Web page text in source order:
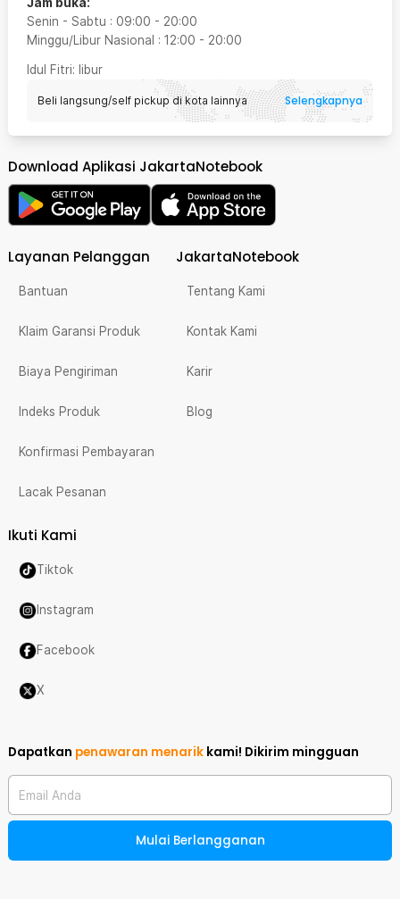
Senin - Sabtu : 09:00 - 20:00
Minggu/Libur Nasional : 12:00 - 20:00
Idul Fitri: libur
Beli langsung/self pickup di kota lainnya Selengkapnya
Download Aplikasi JakartaNotebook
Layanan Pelanggan
Bantuan
Klaim Garansi Produk
Biaya Pengiriman
Indeks Produk
Konfirmasi Pembayaran
Lacak Pesanan
JakartaNotebook
Tentang Kami
Kontak Kami
Karir
Blog
Ikuti Kami
Tiktok
Instagram
Facebook
X
Dapatkan penawaran menarik kami! Dikirim mingguan
Email Anda
Mulai Berlangganan